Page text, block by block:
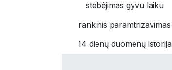
stebėjimas gyvu laiku
rankinis paramtrizavimas
14 dienų duomenų istorija